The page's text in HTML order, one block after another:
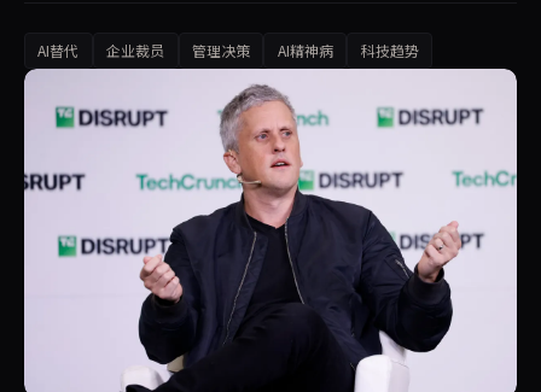
AI替代 企业裁员 管理决策 AI精神病 科技趋势